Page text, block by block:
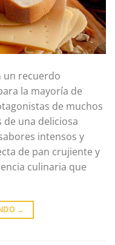
un recuerdo
la mayoría de
de muchos
de una deliciosa
intensos y
de pan crujiente y
culinaria que
→